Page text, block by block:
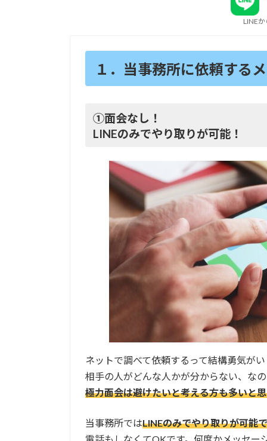
LINE
１．当事務所に依頼する
①面会なし！
LINEのみでやり取りが可能！
ネットで調べて依頼するって結構勇気が
相手の人がどんな人かが分からない、な
極力面会は避けたいと考える方も多いと
当事務所ではLINEのみでやり取りが可能